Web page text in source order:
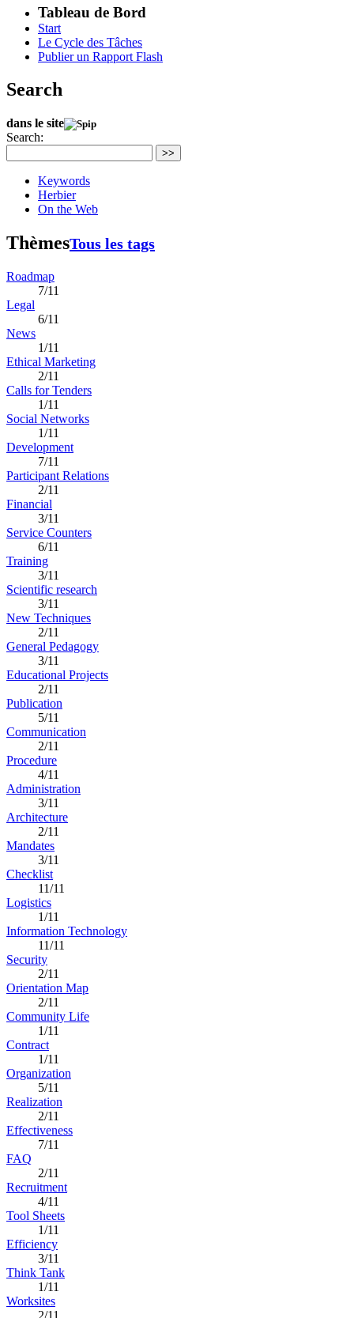
Tableau de Bord
Start
Le Cycle des Tâches
Publier un Rapport Flash
Search
dans le site
Search:
>>
Keywords
Herbier
On the Web
ThèmesTous les tags
Roadmap
7/11
Legal
6/11
News
1/11
Ethical Marketing
2/11
Calls for Tenders
1/11
Social Networks
1/11
Development
7/11
Participant Relations
2/11
Financial
3/11
Service Counters
6/11
Training
3/11
Scientific research
3/11
New Techniques
2/11
General Pedagogy
3/11
Educational Projects
2/11
Publication
5/11
Communication
2/11
Procedure
4/11
Administration
3/11
Architecture
2/11
Mandates
3/11
Checklist
11/11
Logistics
1/11
Information Technology
11/11
Security
2/11
Orientation Map
2/11
Community Life
1/11
Contract
1/11
Organization
5/11
Realization
2/11
Effectiveness
7/11
FAQ
2/11
Recruitment
4/11
Tool Sheets
1/11
Efficiency
3/11
Think Tank
1/11
Worksites